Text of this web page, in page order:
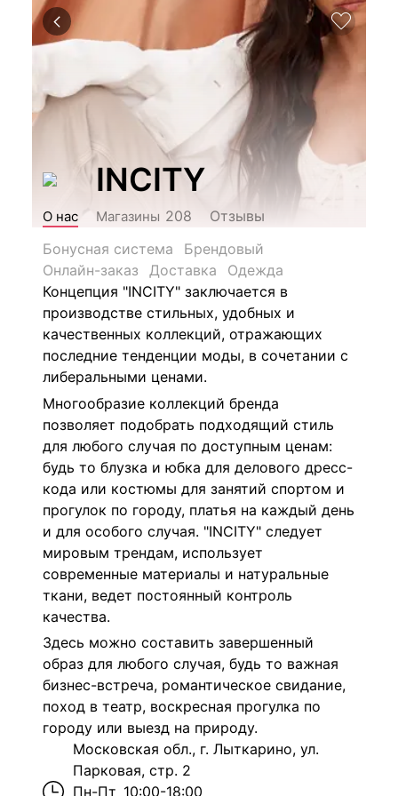
INCITY
О нас Магазины 208
Отзывы
Бонусная система
Брендовый
Онлайн-заказ
Доставка
Одежда
Концепция "INCITY" заключается в
производстве стильных, удобных и
качественных коллекций, отражающих
последние тенденции моды, в сочетании с
либеральными ценами.
Многообразие коллекций бренда
позволяет подобрать подходящий стиль
для любого случая по доступным ценам:
будь то блузка и юбка для делового дресс-
кода или костюмы для занятий спортом и
прогулок по городу, платья на каждый день
и для особого случая. "INCITY" следует
мировым трендам, использует
современные материалы и натуральные
ткани, ведет постоянный контроль
качества.
Здесь можно составить завершенный
образ для любого случая, будь то важная
бизнес-встреча, романтическое свидание,
поход в театр, воскресная прогулка по
городу или выезд на природу.
Московская обл., г. Лыткарино, ул.
Парковая, стр. 2
Пн-Пт 10:00-18:00